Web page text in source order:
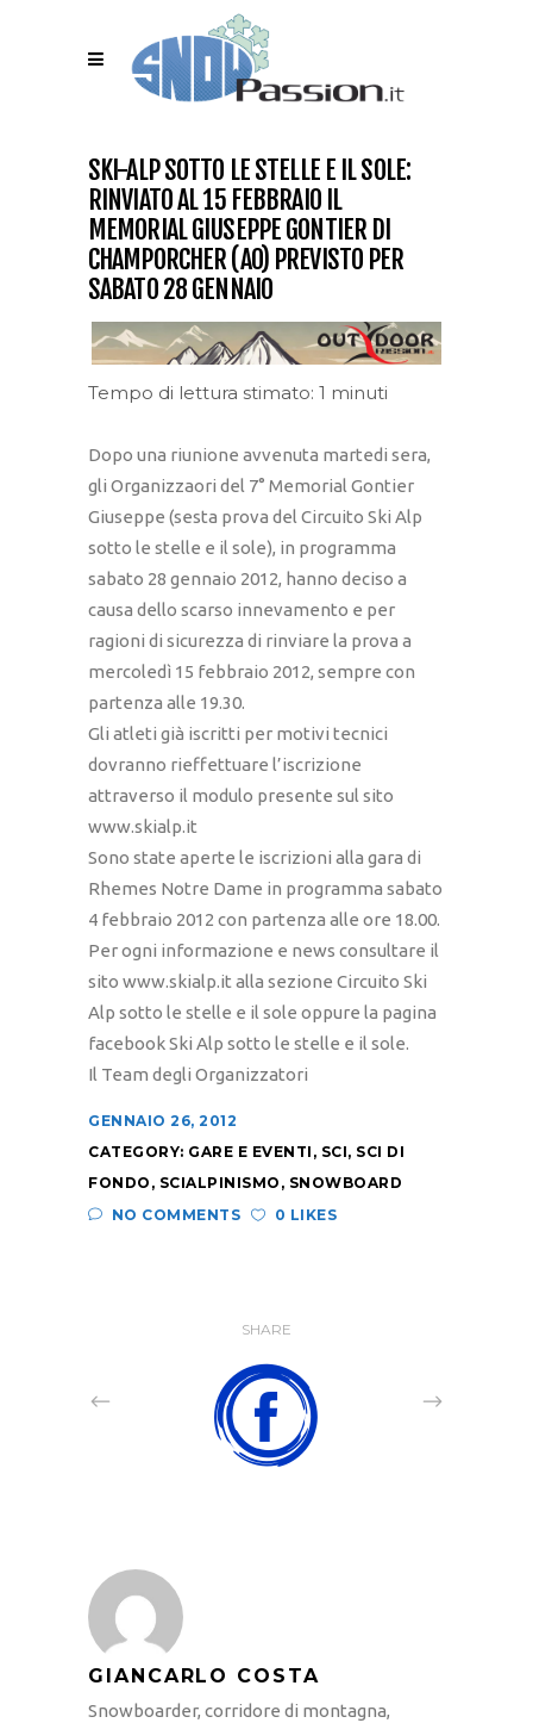
SKI-ALP SOTTO LE STELLE E IL SOLE:
RINVIATO AL 15 FEBBRAIO IL
MEMORIAL GIUSEPPE GONTIER DI
CHAMPORCHER (AO) PREVISTO PER
SABATO 28 GENNAIO
Tempo di lettura stimato: 1 minuti
Dopo una riunione avvenuta martedi sera,
gli Organizzaori del 7° Memorial Gontier
Giuseppe (sesta prova del Circuito Ski Alp
sotto le stelle e il sole), in programma
sabato 28 gennaio 2012, hanno deciso a
causa dello scarso innevamento e per
ragioni di sicurezza di rinviare la prova a
mercoledì 15 febbraio 2012, sempre con
partenza alle 19.30.
Gli atleti già iscritti per motivi tecnici
dovranno rieffettuare l’iscrizione
attraverso il modulo presente sul sito
www.skialp.it
Sono state aperte le iscrizioni alla gara di
Rhemes Notre Dame in programma sabato
4 febbraio 2012 con partenza alle ore 18.00.
Per ogni informazione e news consultare il
sito www.skialp.it alla sezione Circuito Ski
Alp sotto le stelle e il sole oppure la pagina
facebook Ski Alp sotto le stelle e il sole.
Il Team degli Organizzatori
GENNAIO 26, 2012
CATEGORY: GARE E EVENTI , SCI, SCI DI
FONDO , SCIALPINISMO , SNOWBOARD
NO COMMENTS
0 LIKES
SHARE
GIANCARLO COSTA
Snowboarder, corridore di montagna,